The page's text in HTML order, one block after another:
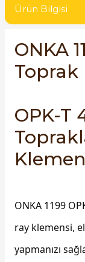
Şalterleri
Ürün Bilgisi
ONKA
Toprak
OPK-T
ONKA 1199
ray klemensi,
yapmanızı